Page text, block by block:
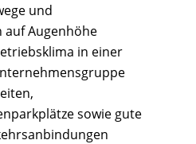
und
Augenhöhe
in einer
sowie gute